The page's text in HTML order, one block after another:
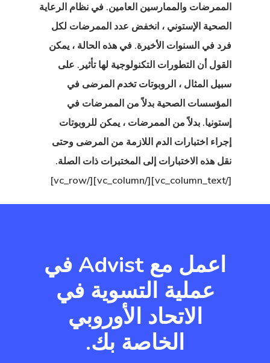
الممرضات والممارسين العامين. في نظام الرعاية
الصحية الإستوني ، انخفض عدد الممرضات لكل
فرد في السنوات الأخيرة. في هذه الحالة ، يمكن
القول أن التطورات التكنولوجية لها تأثير. على
سبيل المثال ، الروبوتات تخدم المرضى في
المؤسسات الصحية بدلاً من الممرضات في
إستونيا. بدلاً من الممرضات ، يمكن للروبوتات
إجراء اختبارات الدم اللازمة من المرضى وحتى
نقل هذه الاختبارات إلى المختبرات ذات الصلة.
[/vc_column_text][/vc_column][/vc_row]
اعمل مع Advist في
عملية التسوية في
الاتحاد الأوروبي
الخاصة بك.
الدولة التي
لها؟
إستونيا
في تركيا